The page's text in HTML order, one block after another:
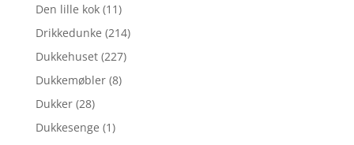
Den lille kok (11)
Drikkedunke (214)
Dukkehuset (227)
Dukkemøbler (8)
Dukker (28)
Dukkesenge (1)